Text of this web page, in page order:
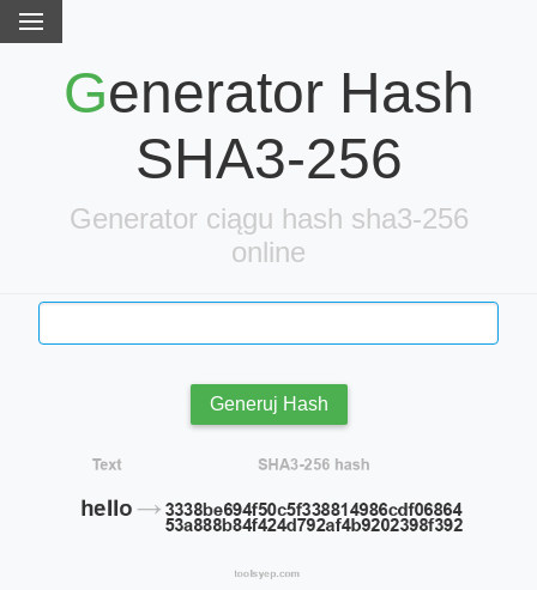
Generator Hash
SHA3-256
Generator ciągu hash sha3-256
online
Generuj Hash